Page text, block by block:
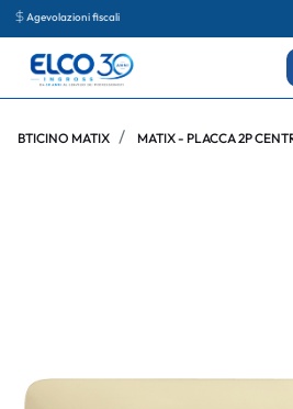
Agevolazioni fiscali
BTICINO MATIX MATIX - PLACCA 2P